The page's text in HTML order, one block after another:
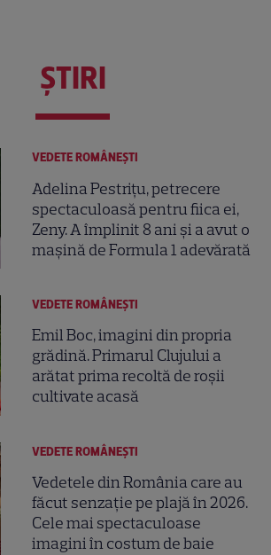
ŞTIRI
VEDETE ROMÂNEŞTI
Adelina Pestrițu, petrecere
spectaculoasă pentru fiica ei,
Zeny. A împlinit 8 ani și a avut o
mașină de Formula 1 adevărată
VEDETE ROMÂNEŞTI
Emil Boc, imagini din propria
grădină. Primarul Clujului a
arătat prima recoltă de roșii
cultivate acasă
VEDETE ROMÂNEŞTI
Vedetele din România care au
făcut senzație pe plajă în 2026.
Cele mai spectaculoase
imagini în costum de baie